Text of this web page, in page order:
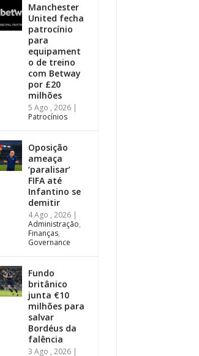
Manchester
United fecha
patrocínio
para
equipament
o de treino
com Betway
por £20
milhões
5 Ago , 2026 |
Patrocínios
Oposição
ameaça
‘paralisar’
FIFA até
Infantino se
demitir
4 Ago , 2026 |
Administração,
Finanças,
Governance
Fundo
britânico
junta €10
milhões para
salvar
Bordéus da
falência
3 Ago , 2026 |